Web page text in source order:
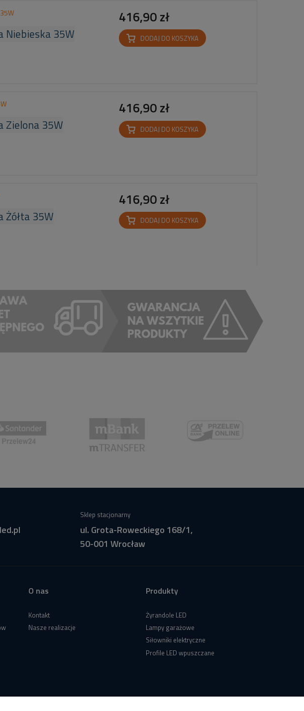
Niebieska 35W
416,90 zł
DODAJ DO KOSZYKA
Zielona 35W
416,90 zł
DODAJ DO KOSZYKA
Żółta 35W
416,90 zł
DODAJ DO KOSZYKA
Sklep stacjonarny
ul. Grota-Roweckiego 168/1,
50-001 Wrocław
O nas
Kontakt
Nasze realizacje
Produkty
Żyrandole LED
Lampy garażowe
Siłowniki elektryczne
Profile LED wpuszczane